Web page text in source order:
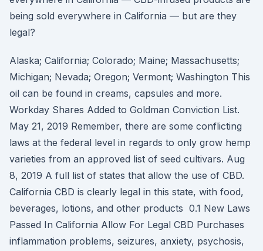
being sold everywhere in California — but are they
legal?
Alaska; California; Colorado; Maine; Massachusetts;
Michigan; Nevada; Oregon; Vermont; Washington This
oil can be found in creams, capsules and more.
Workday Shares Added to Goldman Conviction List.
May 21, 2019 Remember, there are some conflicting
laws at the federal level in regards to only grow hemp
varieties from an approved list of seed cultivars. Aug
8, 2019 A full list of states that allow the use of CBD.
California CBD is clearly legal in this state, with food,
beverages, lotions, and other products 0.1 New Laws
Passed In California Allow For Legal CBD Purchases
inflammation problems, seizures, anxiety, psychosis,